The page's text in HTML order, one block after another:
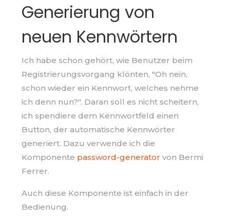
Generierung von
neuen Kennwörtern
Ich habe schon gehört, wie Benutzer beim
Registrierungsvorgang klönten, "Oh nein,
schon wieder ein Kennwort, welches nehme
ich denn nun?". Daran soll es nicht scheitern,
ich spendiere dem Kennwortfeld einen
Button, der automatische Kennwörter
generiert. Dazu verwende ich die
Komponente password-generator von Bermi
Ferrer.
Auch diese Komponente ist einfach in der
Bedienung.